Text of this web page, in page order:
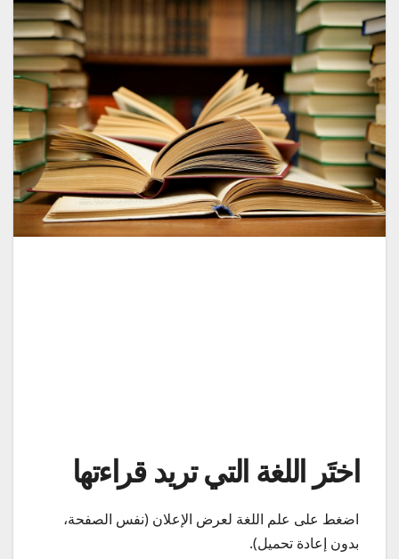
اختَر اللغة التي تريد قراءتها
اضغط على علم اللغة لعرض الإعلان (نفس الصفحة،
بدون إعادة تحميل).